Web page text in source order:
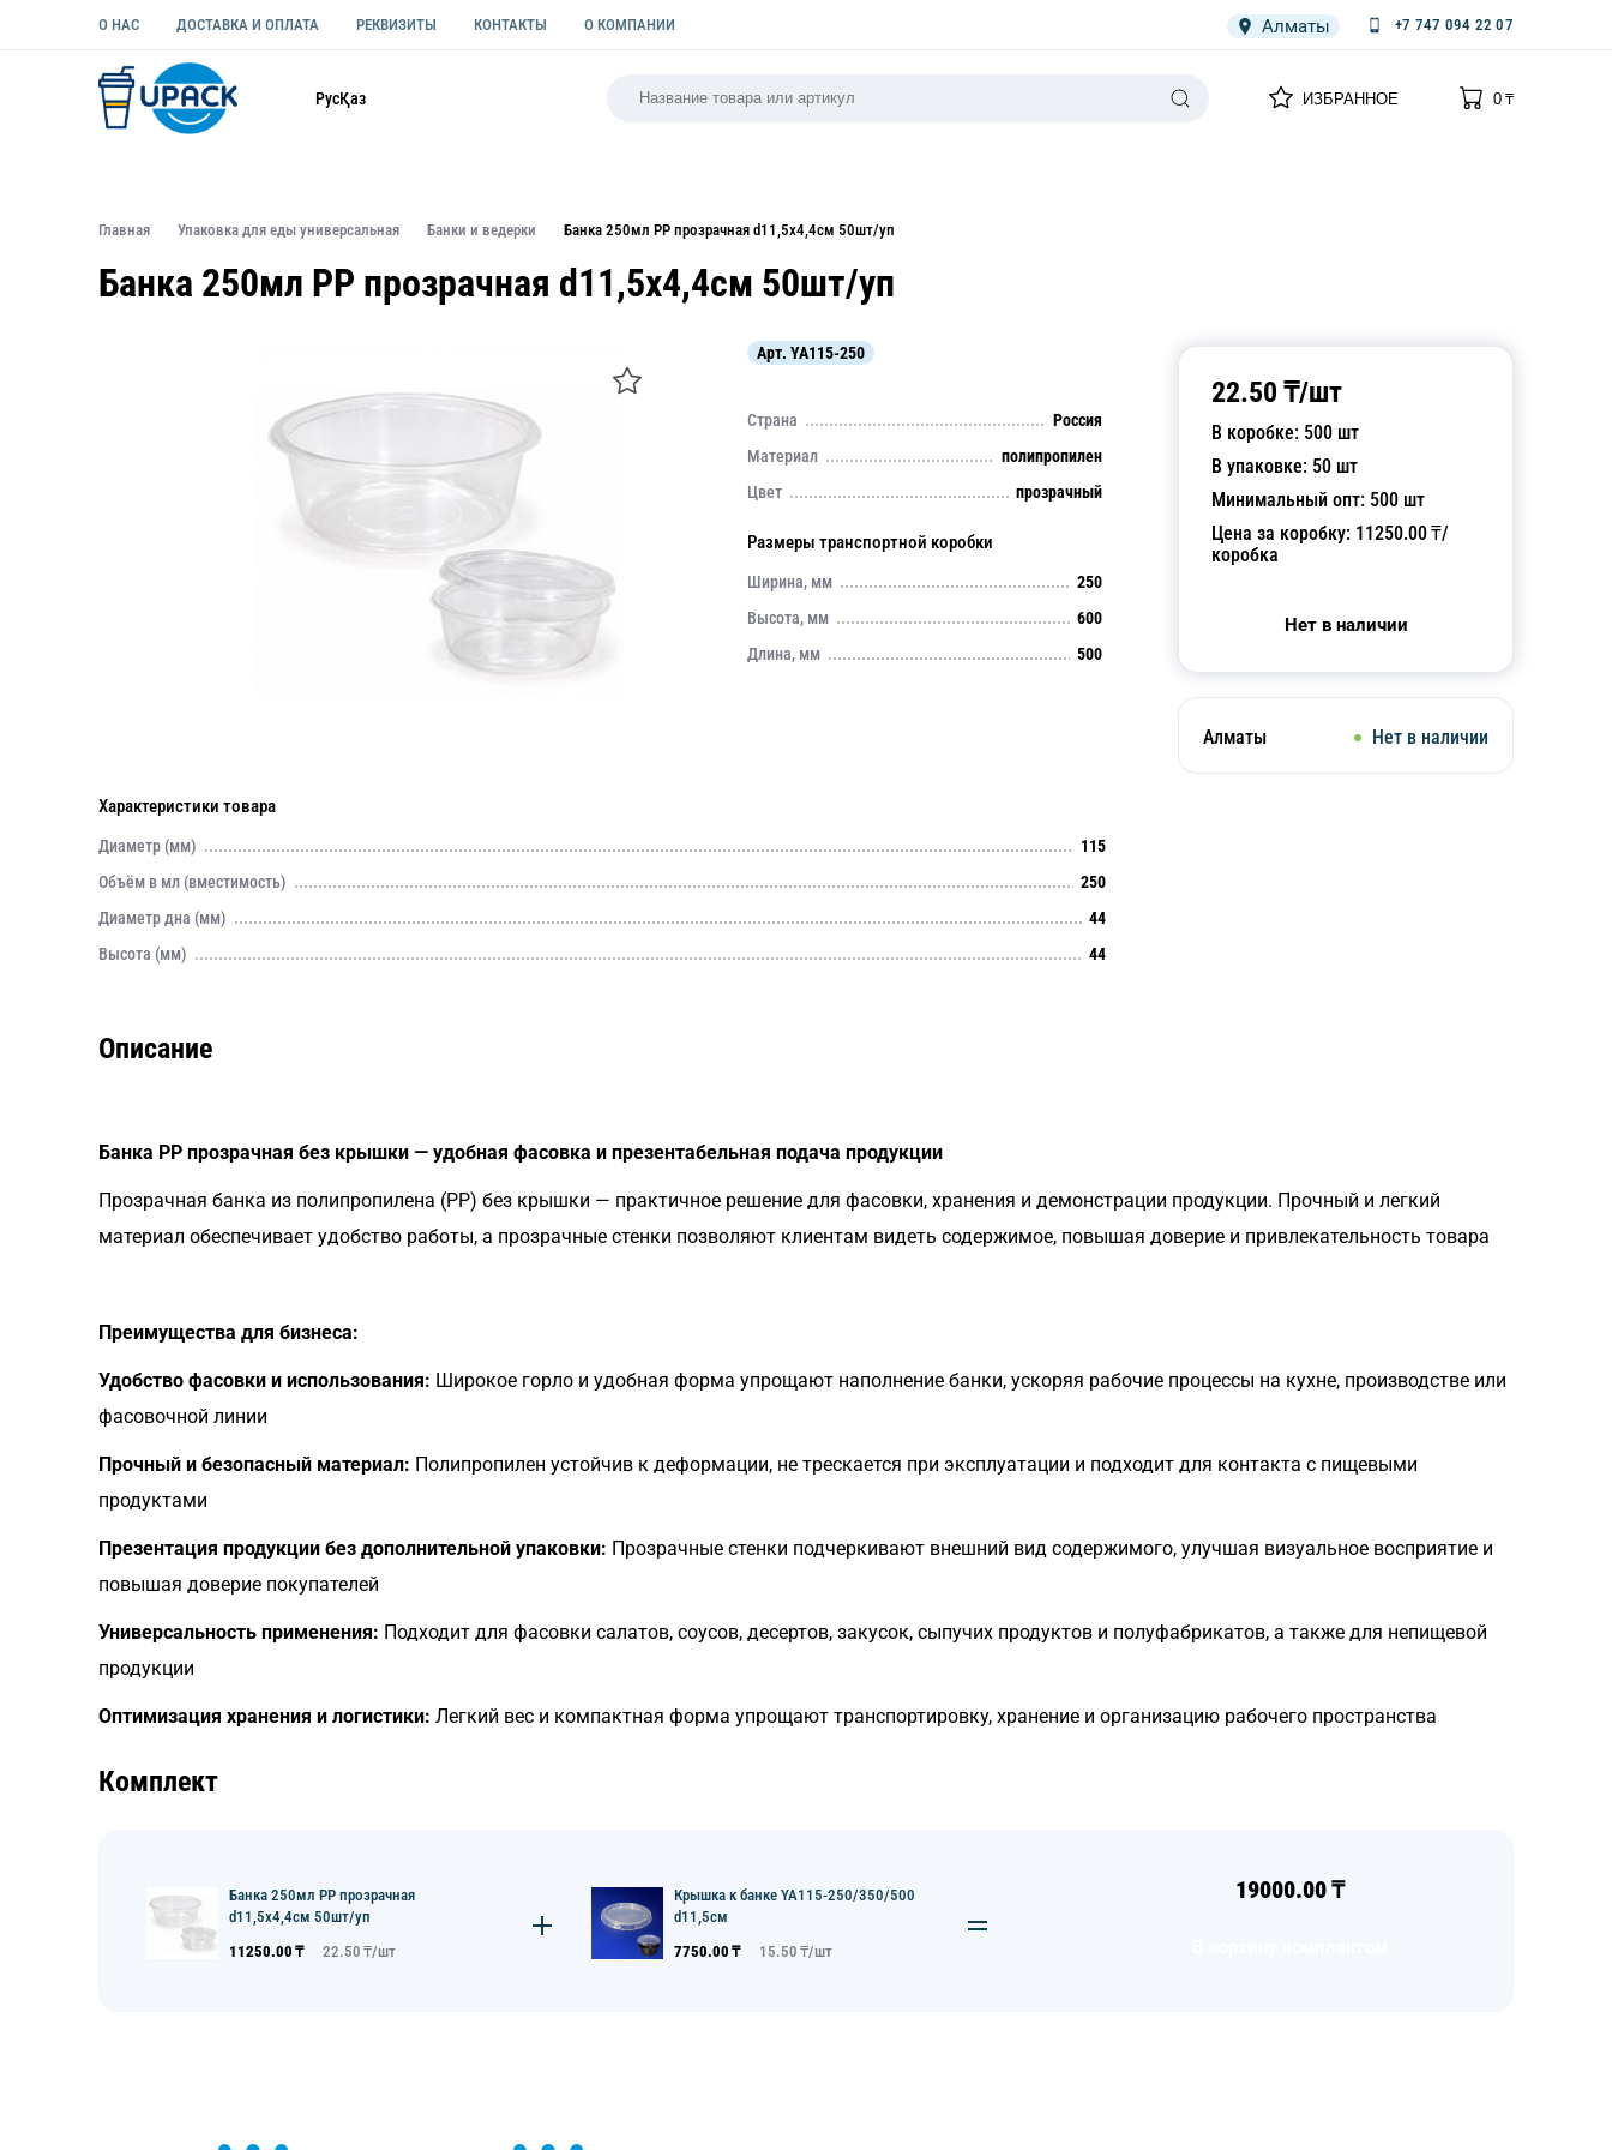
О НАС ДОСТАВКА И ОПЛАТА РЕКВИЗИТЫ КОНТАКТЫ О КОМПАНИИ Алматы +7 747 094 22 07
РусҚаз ИЗБРАННОЕ
0
0₸
Главная Упаковка для еды универсальная Банки и ведерки Банка 250мл РР прозрачная d11,5х4,4см 50шт/уп
Банка 250мл РР прозрачная d11,5х4,4см 50шт/уп
22.50 ₸/шт
В коробке: 500 шт
В упаковке: 50 шт
Минимальный опт: 500 шт
Цена за коробку: 11250.00₸/
коробка
Нет в наличии
Алматы Нет в наличии
Арт. YA115-250
Страна
Россия
Материал
полипропилен
Цвет
прозрачный
Размеры транспортной коробки
Ширина, мм
250
Высота, мм
600
Длина, мм
500
Характеристики товара
Диаметр (мм)
115
Объём в мл (вместимость)
250
Диаметр дна (мм)
44
Высота (мм)
44
Описание
Банка PP прозрачная без крышки — удобная фасовка и презентабельная подача продукции
Прозрачная банка из полипропилена (PP) без крышки — практичное решение для фасовки, хранения и демонстрации продукции. Прочный и легкий
материал обеспечивает удобство работы, а прозрачные стенки позволяют клиентам видеть содержимое, повышая доверие и привлекательность товара
Преимущества для бизнеса:
Удобство фасовки и использования: Широкое горло и удобная форма упрощают наполнение банки, ускоряя рабочие процессы на кухне, производстве или
фасовочной линии
Прочный и безопасный материал: Полипропилен устойчив к деформации, не трескается при эксплуатации и подходит для контакта с пищевыми
продуктами
Презентация продукции без дополнительной упаковки: Прозрачные стенки подчеркивают внешний вид содержимого, улучшая визуальное восприятие и
повышая доверие покупателей
Универсальность применения: Подходит для фасовки салатов, соусов, десертов, закусок, сыпучих продуктов и полуфабрикатов, а также для непищевой
продукции
Оптимизация хранения и логистики: Легкий вес и компактная форма упрощают транспортировку, хранение и организацию рабочего пространства
Комплект
Банка 250мл РР прозрачная
d11,5х4,4см 50шт/уп
11250.00 ₸ 22.50 ₸/шт
Крышка к банке YA115-250/350/500
d11,5см
7750.00 ₸ 15.50 ₸/шт
19000.00₸